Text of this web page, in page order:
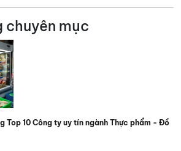
chuyên mục
Top 10 Công ty uy tín ngành Thực phẩm - Đồ